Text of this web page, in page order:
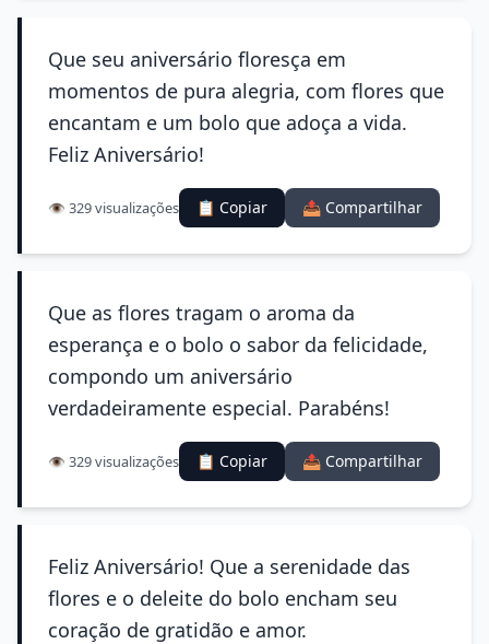
Que seu aniversário floresça em
momentos de pura alegria, com flores que
encantam e um bolo que adoça a vida.
Feliz Aniversário!
👁️ 329 visualizações 📋 Copiar 📤 Compartilhar
Que as flores tragam o aroma da
esperança e o bolo o sabor da felicidade,
compondo um aniversário
verdadeiramente especial. Parabéns!
👁️ 329 visualizações 📋 Copiar 📤 Compartilhar
Feliz Aniversário! Que a serenidade das
flores e o deleite do bolo encham seu
coração de gratidão e amor.